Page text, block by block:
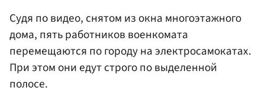
Судя по видео, снятом из окна многоэтажного
дома, пять работников военкомата
перемещаются по городу на электросамокатах.
При этом они едут строго по выделенной
полосе.